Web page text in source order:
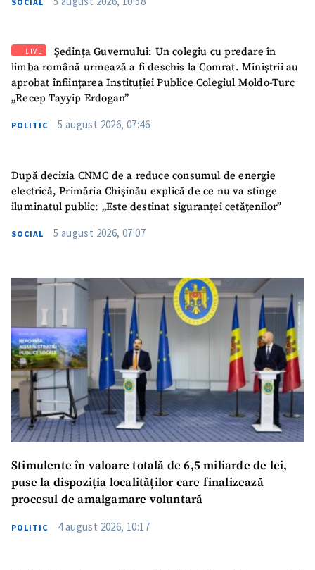
LIVE
Ședința Guvernului: Un colegiu cu predare în
limba română urmează a fi deschis la Comrat. Miniștrii au
aprobat înființarea Instituției Publice Colegiul Moldo-Turc
„Recep Tayyip Erdogan”
POLITIC 5 august 2026, 07:46
După decizia CNMC de a reduce consumul de energie
electrică, Primăria Chișinău explică de ce nu va stinge
iluminatul public: „Este destinat siguranței cetățenilor”
SOCIAL 5 august 2026, 07:07
Stimulente în valoare totală de 6,5 miliarde de lei,
puse la dispoziția localităților care finalizează
procesul de amalgamare voluntară
POLITIC 4 august 2026, 10:17